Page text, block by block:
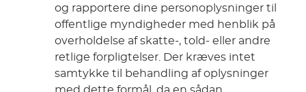
og rapportere dine personoplysninger til
offentlige myndigheder med henblik på
overholdelse af skatte-, told- eller andre
retlige forpligtelser. Der kræves intet
samtykke til behandling af oplysninger